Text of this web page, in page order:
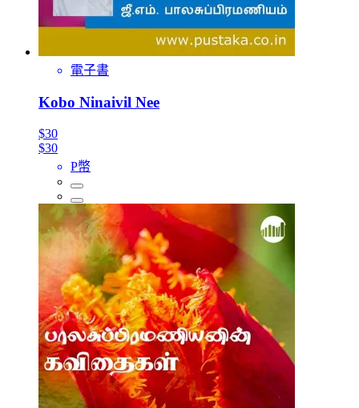
電子書
Kobo Ninaivil Nee
$30
$30
P幣